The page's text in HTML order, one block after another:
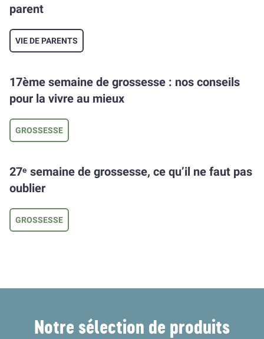
parent
VIE DE PARENTS
17ème semaine de grossesse : nos conseils
pour la vivre au mieux
GROSSESSE
27ᵉ semaine de grossesse, ce qu’il ne faut pas
oublier
GROSSESSE
Notre sélection de produits